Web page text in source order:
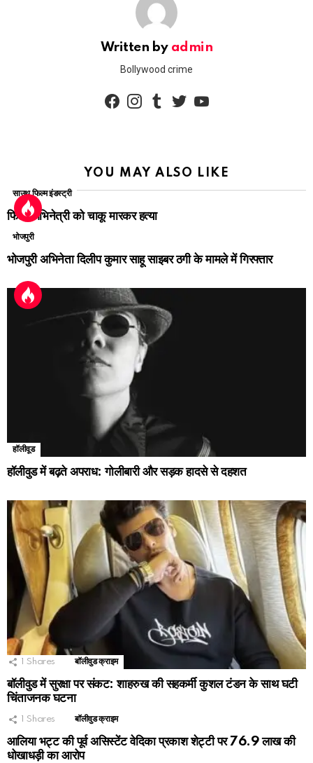
Written by admin
Bollywood crime
facebookinstagram
YOU MAY ALSO LIKE
साउथ फिल्म इंडस्ट्री
फिल्म अभिनेत्री को चाकू मारकर हत्या
भोजपुरी
भोजपुरी अभिनेता दिलीप कुमार साहू साइबर ठगी के मामले में गिरफ्तार
हॉलीवूड
हॉलीवुड में बढ़ते अपराध: गोलीबारी और सड़क हादसे से दहशत
1 Shares बॉलीवुड क्राइम
बॉलीवुड में सुरक्षा पर संकट: शाहरुख की सहकर्मी कुशल टंडन के साथ घटी
चिंताजनक घटना
1 Shares बॉलीवुड क्राइम
आलिया भट्ट की पूर्व असिस्टेंट वेदिका प्रकाश शेट्टी पर 76.9 लाख की
धोखाधड़ी का आरोप